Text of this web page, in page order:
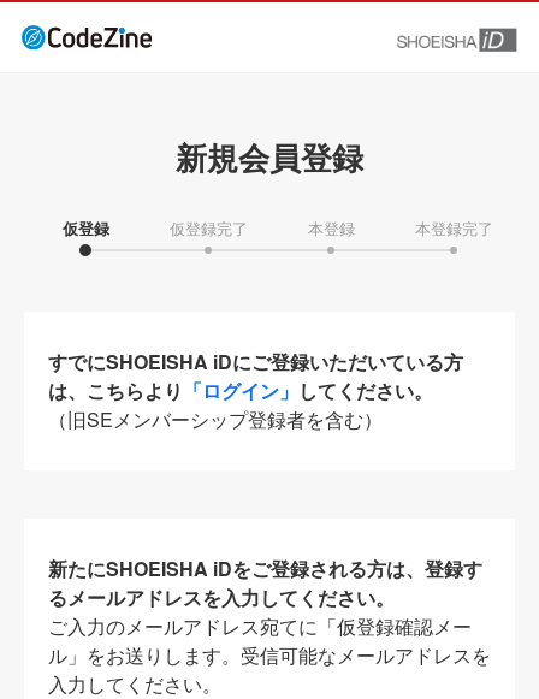
新規会員登録
仮登録 仮登録完了 本登録 本登録完了
すでにSHOEISHA iDにご登録いただいている方
は、こちらより 「ログイン」 してください。
（旧SEメンバーシップ登録者を含む）
新たにSHOEISHA iDをご登録される方は、登録す
るメールアドレスを入力してください。
ご入力のメールアドレス宛てに「仮登録確認メー
ル」をお送りします。受信可能なメールアドレスを
入力してください。